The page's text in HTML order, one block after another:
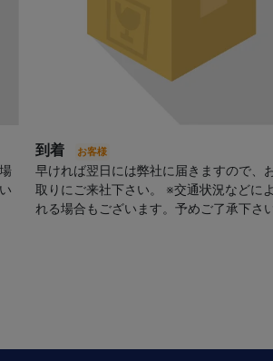
到着
早ければ翌日には弊社に届きますので、
取りにご来社下さい。 ※交通状況などに
れる場合もございます。予めご了承下さい